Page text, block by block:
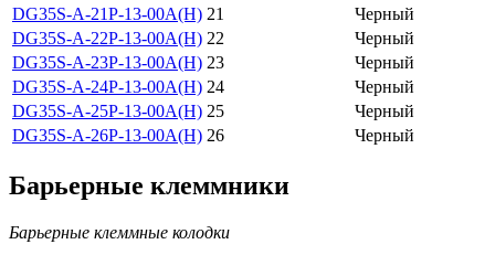
DG35S-A-21P-13-00A(H) 21
Черный
DG35S-A-22P-13-00A(H) 22
Черный
DG35S-A-23P-13-00A(H) 23
Черный
DG35S-A-24P-13-00A(H) 24
Черный
DG35S-A-25P-13-00A(H) 25
Черный
DG35S-A-26P-13-00A(H) 26 Черный
Барьерные клеммники
Барьерные клеммные колодки